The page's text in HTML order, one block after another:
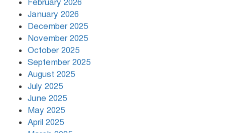
বৃষ্টি থামার নাম নেই, পথে পথে
January 2026
December 2025
November 2025
October 2025
September 2025
August 2025
July 2025
June 2025
May 2025
April 2025